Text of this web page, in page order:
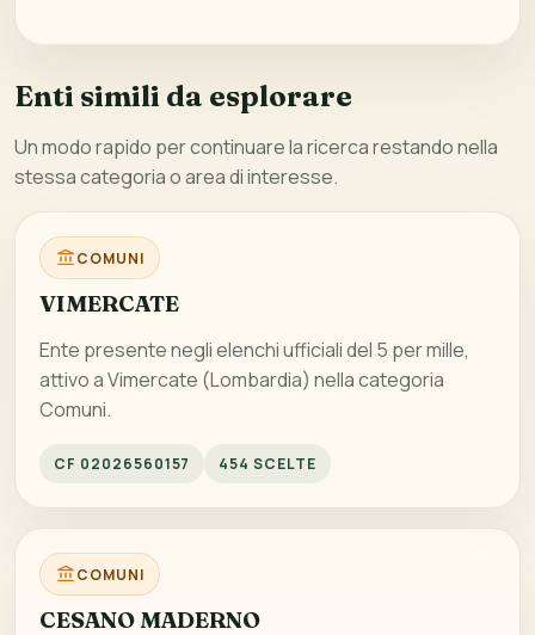
Enti simili da esplorare
Un modo rapido per continuare la ricerca restando nella
stessa categoria o area di interesse.
COMUNI
VIMERCATE
Ente presente negli elenchi ufficiali del 5 per mille,
attivo a Vimercate (Lombardia) nella categoria
Comuni.
CF 02026560157 454 SCELTE
COMUNI
CESANO MADERNO